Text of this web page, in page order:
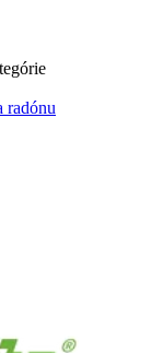
radónu